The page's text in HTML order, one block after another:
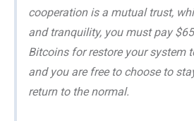
cooperation is a mutual trust,
and tranquility, you must pay
Bitcoins for restore your system
and you are free to choose to
return to the normal.